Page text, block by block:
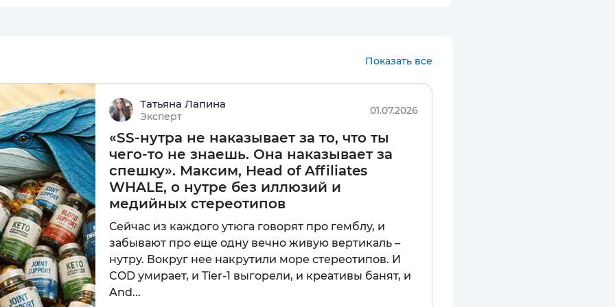
без номера телефона...
почту без номера телефона с каждым годом становится все
что это, как ...
своими руками – мечта многих манимейкеров. Но информация в Сети
для продаж...
можно самыми неожиданными способами. Есть на просторах Сети сайт
Показать все
Татьяна Лапина
Эксперт
01.07.2026
«SS-нутра не наказывает за то, что ты
чего-то не знаешь. Она наказывает за
спешку». Максим, Head of Affiliates
WHALE, о нутре без иллюзий и
медийных стереотипов
Сейчас из каждого утюга говорят про гемблу, и
забывают про еще одну вечно живую вертикаль –
нутру. Вокруг нее накрутили море стереотипов. И
COD умирает, и Tier-1 выгорели, и креативы банят, и
And...